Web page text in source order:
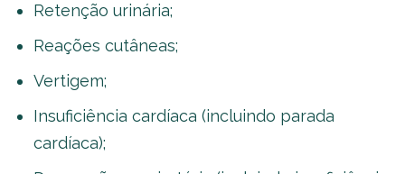
Retenção urinária;
Reações cutâneas;
Vertigem;
Insuficiência cardíaca (incluindo parada
cardíaca);